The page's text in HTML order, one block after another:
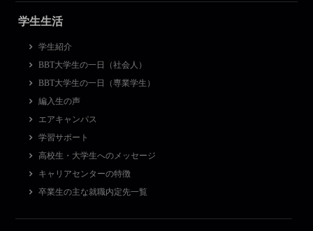
学生生活
学生紹介
BBT大学生の一日（社会人）
BBT大学生の一日（専業学生）
編入生の声
エアキャンパス
学習サポート
高校生・大学生へのメッセージ
キャリアセンターの特徴
卒業生の主な就職内定先一覧